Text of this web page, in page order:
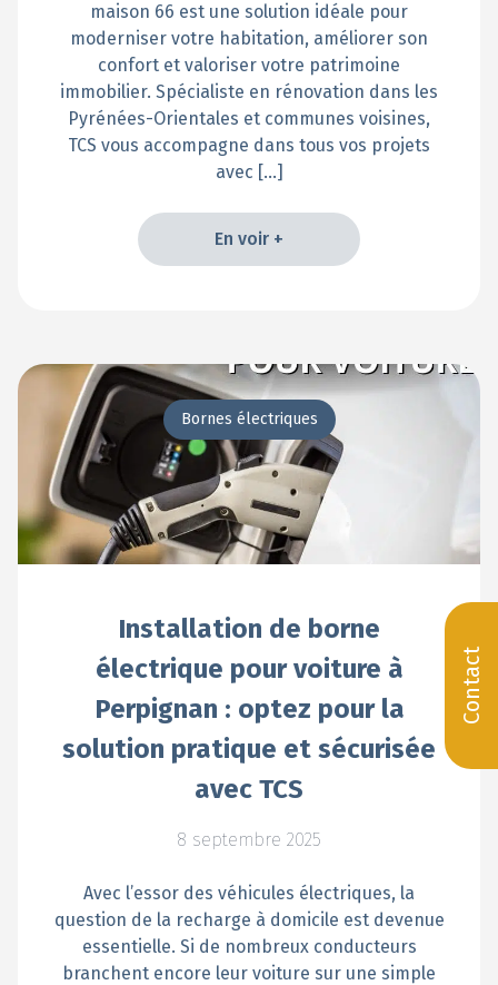
Contact
maison 66 est une solution idéale pour
moderniser votre habitation, améliorer son
confort et valoriser votre patrimoine
immobilier. Spécialiste en rénovation dans les
Pyrénées-Orientales et communes voisines,
TCS vous accompagne dans tous vos projets
avec […]
En voir +
Bornes électriques
Installation de borne
électrique pour voiture à
Perpignan : optez pour la
solution pratique et sécurisée
avec TCS
8 septembre 2025
Avec l’essor des véhicules électriques, la
question de la recharge à domicile est devenue
essentielle. Si de nombreux conducteurs
branchent encore leur voiture sur une simple